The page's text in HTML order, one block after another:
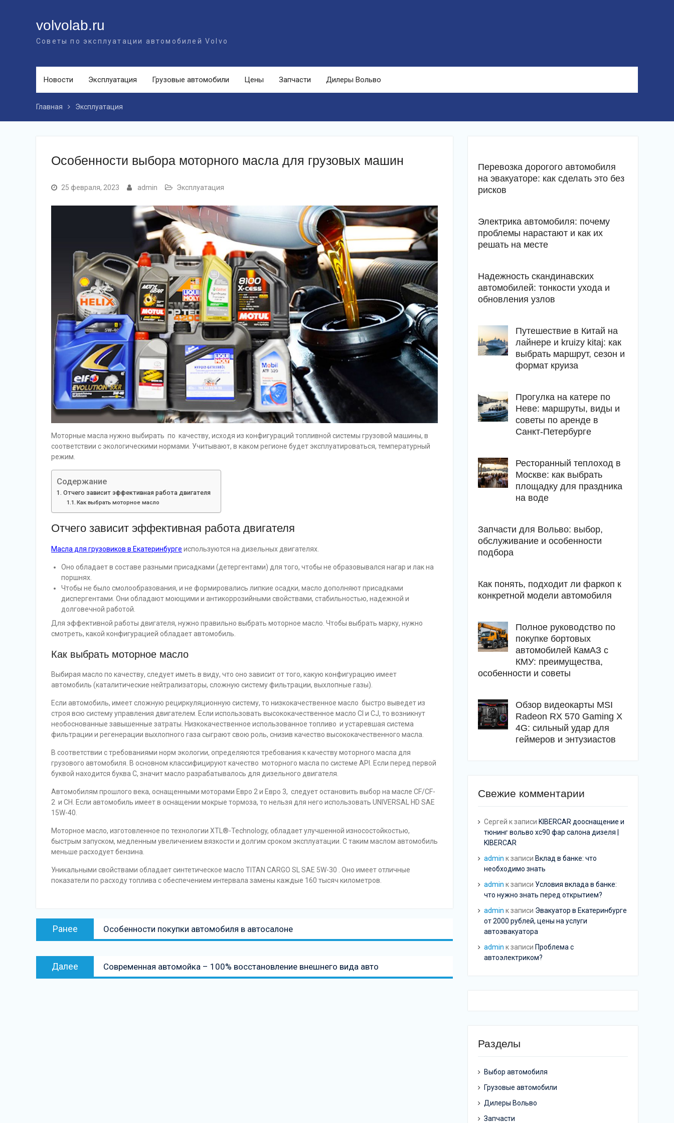
volvolab.ru
Советы по эксплуатации автомобилей Volvo
Новости Эксплуатация Грузовые автомобили Цены Запчасти Дилеры Вольво
Главная Эксплуатация
Особенности выбора моторного масла для грузовых машин
25 февраля, 2023 admin Эксплуатация
Моторные масла нужно выбирать по качеству, исходя из конфигураций топливной системы грузовой машины, в
соответствии с экологическими нормами. Учитывают, в каком регионе будет эксплуатироваться, температурный
режим.
Содержание
Отчего зависит эффективная работа двигателя
Как выбрать моторное масло
Отчего зависит эффективная работа двигателя
Масла для грузовиков в Екатеринбурге используются на дизельных двигателях.
Оно обладает в составе разными присадками (детергентами) для того, чтобы не образовывался нагар и лак на
поршнях.
Чтобы не было смолообразования, и не формировались липкие осадки, масло дополняют присадками
диспергентами. Они обладают моющими и антикоррозийными свойствами, стабильностью, надежной и
долговечной работой.
Для эффективной работы двигателя, нужно правильно выбрать моторное масло. Чтобы выбрать марку, нужно
смотреть, какой конфигурацией обладает автомобиль.
Как выбрать моторное масло
Выбирая масло по качеству, следует иметь в виду, что оно зависит от того, какую конфигурацию имеет
автомобиль (каталитические нейтрализаторы, сложную систему фильтрации, выхлопные газы).
Если автомобиль, имеет сложную рециркуляционную систему, то низкокачественное масло быстро выведет из
строя всю систему управления двигателем. Если использовать высококачественное масло CI и CJ, то возникнут
необоснованные завышенные затраты. Низкокачественное использованное топливо и устаревшая система
фильтрации и регенерации выхлопного газа сыграют свою роль, снизив качество высококачественного масла.
В соответствии с требованиями норм экологии, определяются требования к качеству моторного масла для
грузового автомобиля. В основном классифицируют качество моторного масла по системе API. Если перед первой
буквой находится буква С, значит масло разрабатывалось для дизельного двигателя.
Автомобилям прошлого века, оснащенными моторами Евро 2 и Евро 3, следует остановить выбор на масле CF/СF-
2 и CH. Если автомобиль имеет в оснащении мокрые тормоза, то нельзя для него использовать UNIVERSAL HD SAE
15W-40.
Моторное масло, изготовленное по технологии XTL®-Technology, обладает улучшенной износостойкостью,
быстрым запуском, медленным увеличением вязкости и долгим сроком эксплуатации. С таким маслом автомобиль
меньше расходует бензина.
Уникальными свойствами обладает синтетическое масло TITAN CARGO SL SAE 5W-30 . Оно имеет отличные
показатели по расходу топлива с обеспечением интервала замены каждые 160 тысяч километров.
Навигация
Ранее
Предыдущая
запись:
Особенности покупки автомобиля в автосалоне
Далее
Следующая
запись
Современная автомойка – 100% восстановление внешнего вида авто
Перевозка дорогого автомобиля
на эвакуаторе: как сделать это без
рисков
Электрика автомобиля: почему
проблемы нарастают и как их
решать на месте
Надежность скандинавских
автомобилей: тонкости ухода и
обновления узлов
Путешествие в Китай на
лайнере и kruizy kitaj: как
выбрать маршрут, сезон и
формат круиза
Прогулка на катере по
Неве: маршруты, виды и
советы по аренде в
Санкт-Петербурге
Ресторанный теплоход в
Москве: как выбрать
площадку для праздника
на воде
Запчасти для Вольво: выбор,
обслуживание и особенности
подбора
Как понять, подходит ли фаркоп к
конкретной модели автомобиля
Полное руководство по
покупке бортовых
автомобилей КамАЗ с
КМУ: преимущества,
особенности и советы
Обзор видеокарты MSI
Radeon RX 570 Gaming X
4G: сильный удар для
геймеров и энтузиастов
Свежие комментарии
Сергей к записи KIBERCAR дооснащение и
тюнинг вольво хс90 фар салона дизеля |
KIBERCAR
admin к записи Вклад в банке: что
необходимо знать
admin к записи Условия вклада в банке:
что нужно знать перед открытием?
admin к записи Эвакуатор в Екатеринбурге
от 2000 рублей, цены на услуги
автоэвакуатора
admin к записи Проблема с
автоэлектриком?
Разделы
Выбор автомобиля
Грузовые автомобили
Дилеры Вольво
Запчасти